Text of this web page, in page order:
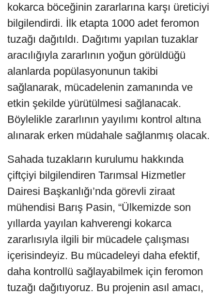
kokarca böceğinin zararlarına karşı üreticiyi
bilgilendirdi. İlk etapta 1000 adet feromon
tuzağı dağıtıldı. Dağıtımı yapılan tuzaklar
aracılığıyla zararlının yoğun görüldüğü
alanlarda popülasyonunun takibi
sağlanarak, mücadelenin zamanında ve
etkin şekilde yürütülmesi sağlanacak.
Böylelikle zararlının yayılımı kontrol altına
alınarak erken müdahale sağlanmış olacak.
Sahada tuzakların kurulumu hakkında
çiftçiyi bilgilendiren Tarımsal Hizmetler
Dairesi Başkanlığı’nda görevli ziraat
mühendisi Barış Pasin, “Ülkemizde son
yıllarda yayılan kahverengi kokarca
zararlısıyla ilgili bir mücadele çalışması
içerisindeyiz. Bu mücadeleyi daha efektif,
daha kontrollü sağlayabilmek için feromon
tuzağı dağıtıyoruz. Bu projenin asıl amacı,